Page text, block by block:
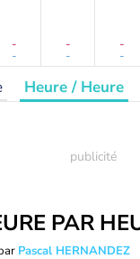
-
-
-
-
-
-
Heure / Heure
PAR
Pascal HERNANDEZ